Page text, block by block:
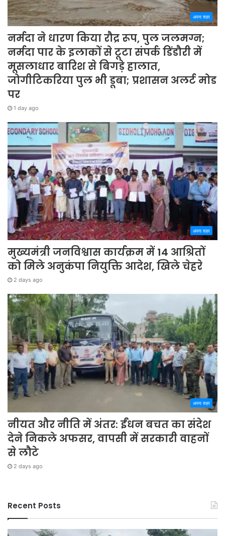
अपना शहर
नर्मदा ने धारण किया रौद्र रूप, पुल जलमग्न;
नर्मदा पार के इलाकों से टूटा संपर्क डिंडौरी में
मूसलाधार बारिश से बिगड़े हालात,
जोगीटिकरिया पुल भी डूबा; प्रशासन अलर्ट मोड
पर
1 day ago
अपना शहर
मुख्यमंत्री जनविश्वास कार्यक्रम में 14 आश्रितों
को मिले अनुकंपा नियुक्ति आदेश, खिले चेहरे
2 days ago
अपना शहर
नीयत और नीति में अंतर: ईंधन बचत का संदेश
देने निकले अफसर, वापसी में सरकारी वाहनों
से लौटे
2 days ago
Recent Posts